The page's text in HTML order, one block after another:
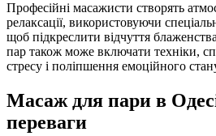
Професійні масажисти створять
релаксації, використовуючи
щоб підкреслити відчуття
пар також може включати техніки,
стресу і поліпшення емоційного
Масаж для пари в
переваги